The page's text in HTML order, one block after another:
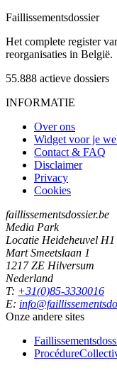
Faillissementsdossier
Het complete register
reorganisaties in België.
55.888 actieve dossiers
INFORMATIE
Over ons
Widget voor je
Contact & FAQ
Disclaimer
Privacy
Cookies
faillissementsdossier.be
Media Park
Locatie Heideheuvel H1
Mart Smeetslaan 1
1217 ZE Hilversum
Nederland
T: +31(0)85-3330016
E:
Onze andere sites